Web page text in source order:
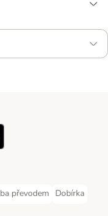
Method
převodem
převodem Payment
Dobírka
Dobírka